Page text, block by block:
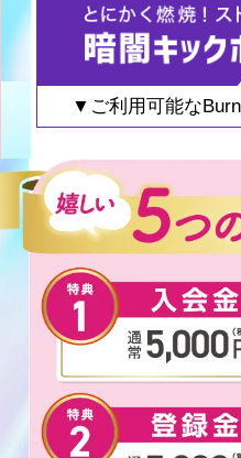
▼ご利用可能な